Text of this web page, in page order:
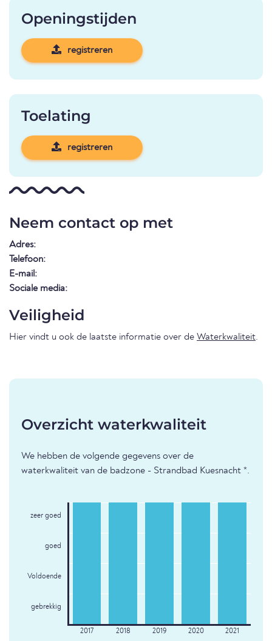
Openingstijden
registreren
Toelating
registreren
Neem contact op met
Adres:
Telefoon:
E-mail:
Sociale media:
Veiligheid
Hier vindt u ook de laatste informatie over de Waterkwaliteit.
Overzicht waterkwaliteit
We hebben de volgende gegevens over de
waterkwaliteit van de badzone - Strandbad Kuesnacht *.
zeer goed
goed
Voldoende
gebrekkig